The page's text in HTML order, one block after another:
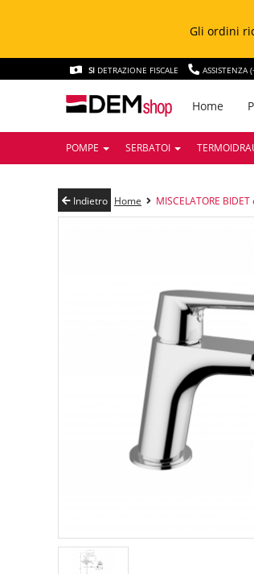
Gli ordini
SI DETRAZIONE FISCALE
Home
POMPE SERBATOI
Indietro Home MISCELATORE